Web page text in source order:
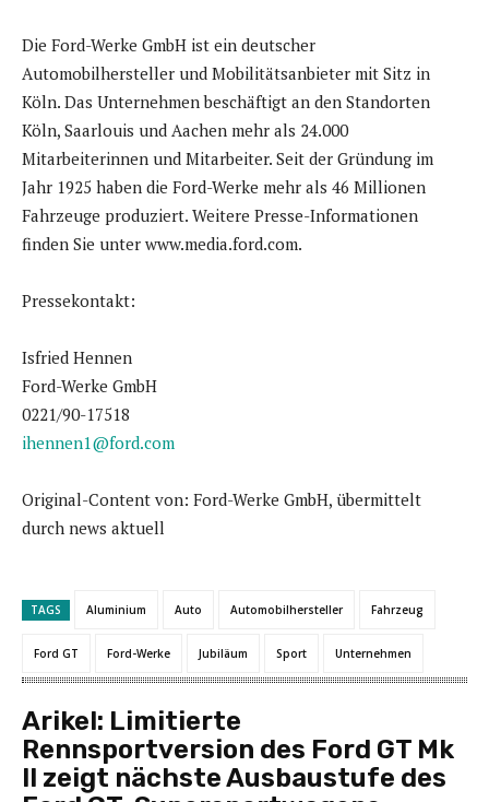
Die Ford-Werke GmbH ist ein deutscher
Automobilhersteller und Mobilitätsanbieter mit Sitz in
Köln. Das Unternehmen beschäftigt an den Standorten
Köln, Saarlouis und Aachen mehr als 24.000
Mitarbeiterinnen und Mitarbeiter. Seit der Gründung im
Jahr 1925 haben die Ford-Werke mehr als 46 Millionen
Fahrzeuge produziert. Weitere Presse-Informationen
finden Sie unter www.media.ford.com.
Pressekontakt:
Isfried Hennen
Ford-Werke GmbH
0221/90-17518
ihennen1@ford.com
Original-Content von: Ford-Werke GmbH, übermittelt
durch news aktuell
TAGS Aluminium Auto Automobilhersteller Fahrzeug
Ford GT Ford-Werke Jubiläum Sport Unternehmen
Arikel: Limitierte
Rennsportversion des Ford GT Mk
II zeigt nächste Ausbaustufe des